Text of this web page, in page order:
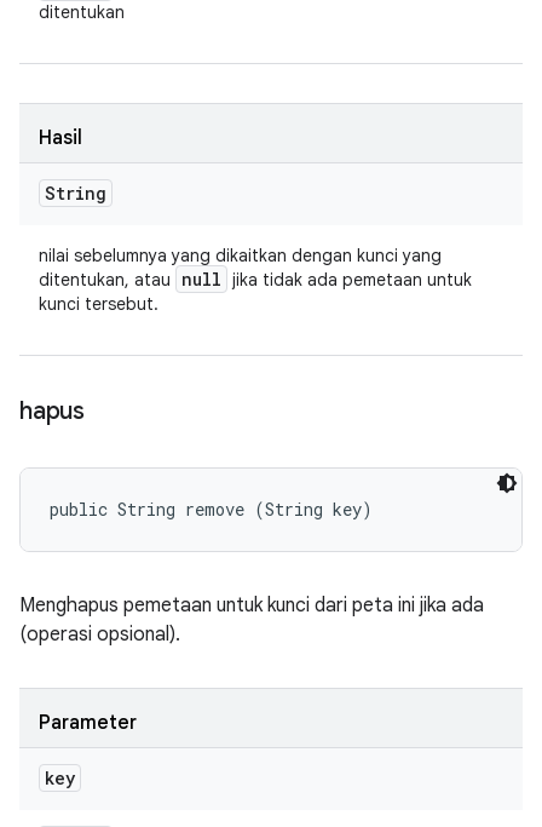
ditentukan
Hasil
String
nilai sebelumnya yang dikaitkan dengan kunci yang
ditentukan, atau
null jika tidak ada pemetaan untuk
kunci tersebut.
hapus
public String remove (String key)
Menghapus pemetaan untuk kunci dari peta ini jika ada
(operasi opsional).
Parameter
key